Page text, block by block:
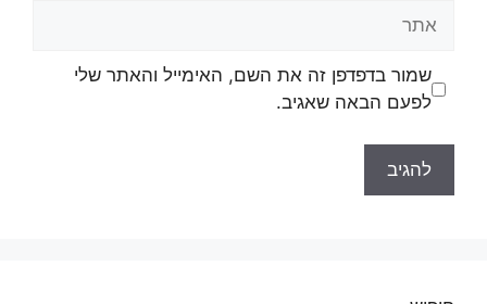
שמור בדפדפן זה את השם, האימייל והאתר שלי
לפעם הבאה שאגיב.